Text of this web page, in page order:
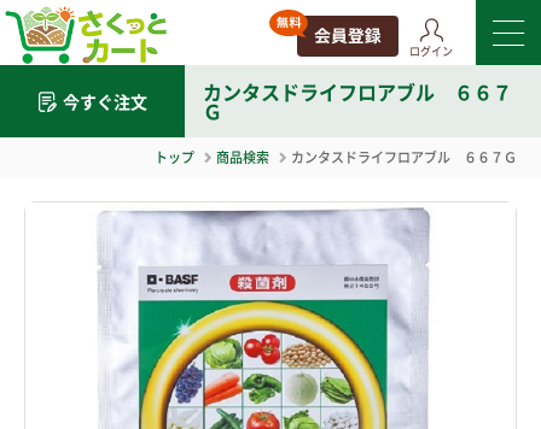
ログイン
今すぐ注文 カンタスドライフロアブル ６６７
Ｇ
トップ 商品検索 カンタスドライフロアブル ６６７Ｇ